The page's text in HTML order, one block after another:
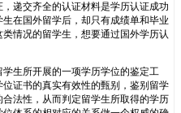
递交齐全的认证材料是学历认证成功
在国外留学后，却只有成绩单和毕业
情况的留学生，想要通过国外学历认
生所开展的一项学历学位的鉴定工
证书的真实有效性的甄别，鉴别留学
法性，从而判定留学生所取得的学历